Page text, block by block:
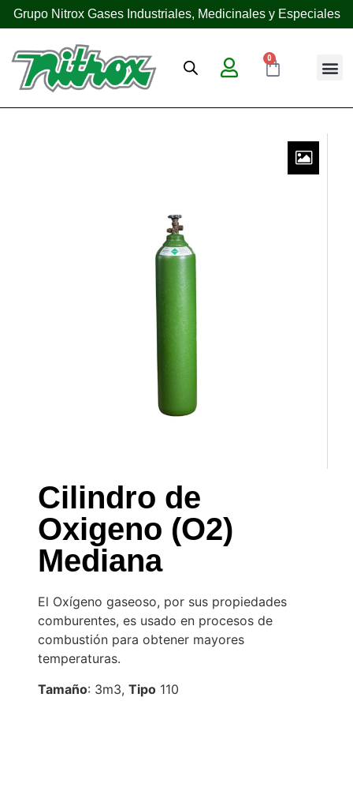
Grupo Nitrox Gases Industriales, Medicinales y Especiales
0
Cilindro de
Oxigeno (O2)
Mediana
El Oxígeno gaseoso, por sus propiedades
comburentes, es usado en procesos de
combustión para obtener mayores
temperaturas.
Tamaño: 3m3, Tipo 110